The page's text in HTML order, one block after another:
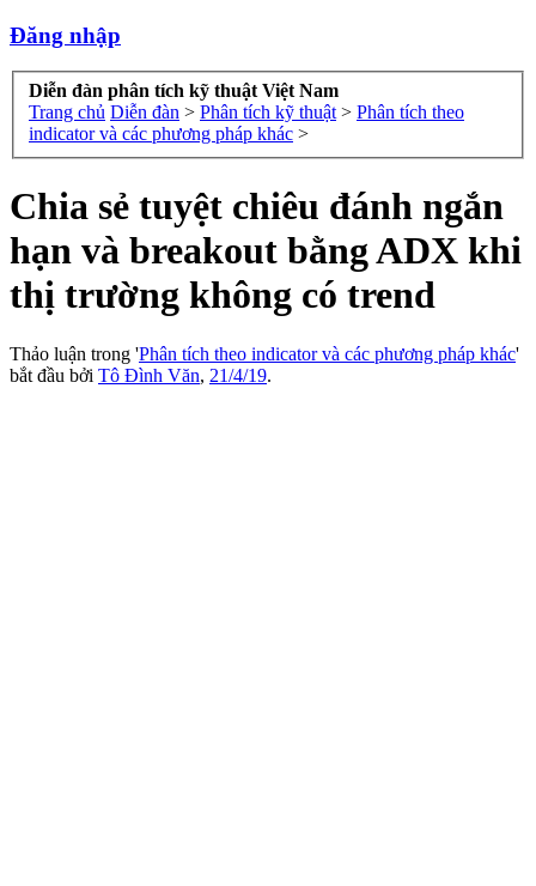
Đăng nhập
Diễn đàn phân tích kỹ thuật Việt Nam
Trang chủ Diễn đàn > Phân tích kỹ thuật > Phân tích theo
indicator và các phương pháp khác >
Chia sẻ tuyệt chiêu đánh ngắn
hạn và breakout bằng ADX khi
thị trường không có trend
Thảo luận trong 'Phân tích theo indicator và các phương pháp khác'
bắt đầu bởi Tô Đình Văn, 21/4/19.